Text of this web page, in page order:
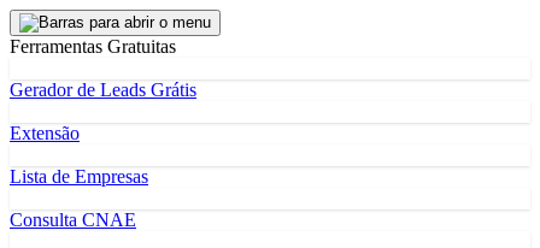
Ferramentas Gratuitas
Gerador de Leads Grátis
Extensão
Lista de Empresas
Consulta CNAE